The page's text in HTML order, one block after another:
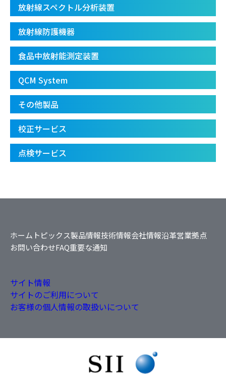
放射線スペクトル分析装置
放射線防護機器
食品中放射能測定装置
QCM System
その他製品
校正サービス
点検サービス
ホーム トピックス製品情報技術情報会社情報沿革営業拠点
お問い合わせFAQ重要な通知
サイト情報
サイトのご利用について
お客様の個人情報の取扱いについて